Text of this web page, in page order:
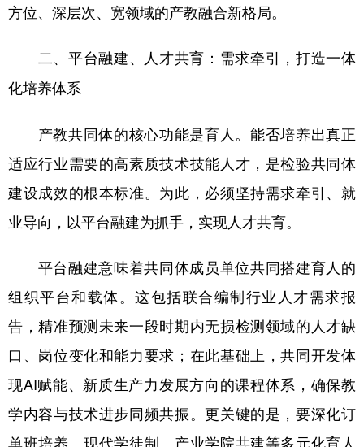
方位、深层次、宽领域的产教融合新格局。
二、平台融建、人才共育：需求牵引，打造一体
化培养体系
产教共同体的核心功能是育人。能否培养出真正
适应行业需要的高素质技术技能人才，是检验共同体
建设成效的根本标准。为此，必须坚持需求牵引、就
业导向，以平台融建为抓手，实现人才共育。
平台融建意味着共同体成员单位共同搭建育人的
组织平台和载体。这包括联合编制行业人才需求报
告，精准预测未来一段时期内无损检测领域的人才缺
口、岗位变化和能力要求；在此基础上，共同开发体
现AI赋能、新质生产力发展方向的课程体系，确保教
学内容与技术进步同频共振。更关键的是，要深化订
单班培养、现代学徒制、产业学院共建等多元化育人